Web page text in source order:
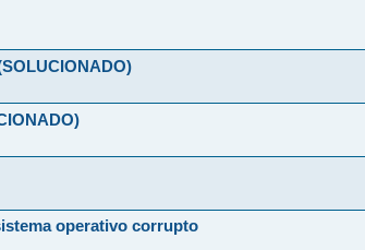
operativo corrupto